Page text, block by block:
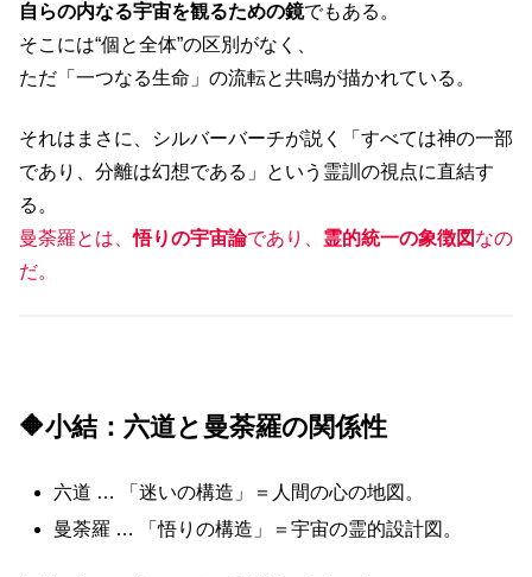
自らの内なる宇宙を観るための鏡でもある。
そこには“個と全体”の区別がなく、
ただ「一つなる生命」の流転と共鳴が描かれている。
それはまさに、シルバーバーチが説く「すべては神の一部
であり、分離は幻想である」という霊訓の視点に直結す
る。
曼荼羅とは、悟りの宇宙論であり、 霊的統一の象徴図 なの
だ。
🔶小結：六道と曼荼羅の関係性
六道 … 「迷いの構造」＝人間の心の地図。
曼荼羅 … 「悟りの構造」＝宇宙の霊的設計図。